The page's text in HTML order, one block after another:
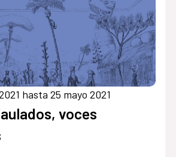
hasta 25 mayo 2021
voces